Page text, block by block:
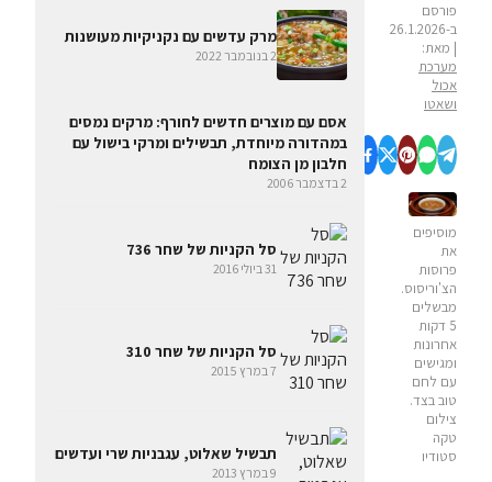
פורסם
ב-26.1.2026
| מאת:
מערכת
אכול
ושאטו
מוסיפים
את
פרוסות
הצ'וריסוס.
מבשלים
5 דקות
אחרונות
ומגישים
עם לחם
טוב בצד.
צילום
טקה
סטודיו
מרק עדשים עם נקניקיות מעושנות
2 בנובמבר 2022
אסם עם מוצרים חדשים לחורף: מרקים נמסים
במהדורה מיוחדת, תבשילים ומרקי בישול עם
חלבון מן הצומח
2 בדצמבר 2006
סל הקניות של שחר 736
31 ביולי 2016
סל הקניות של שחר 310
7 במרץ 2015
תבשיל שאלוט, עגבניות שרי ועדשים
9 במרץ 2013